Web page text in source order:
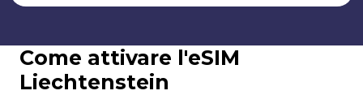
Come attivare l'eSIM
Liechtenstein